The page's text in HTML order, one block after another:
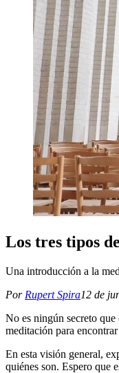
Los tres tipos
Una introducción a la
Por Rupert Spira12 de
No es ningún secreto que
meditación para
En esta visión general,
quiénes son. Espero que